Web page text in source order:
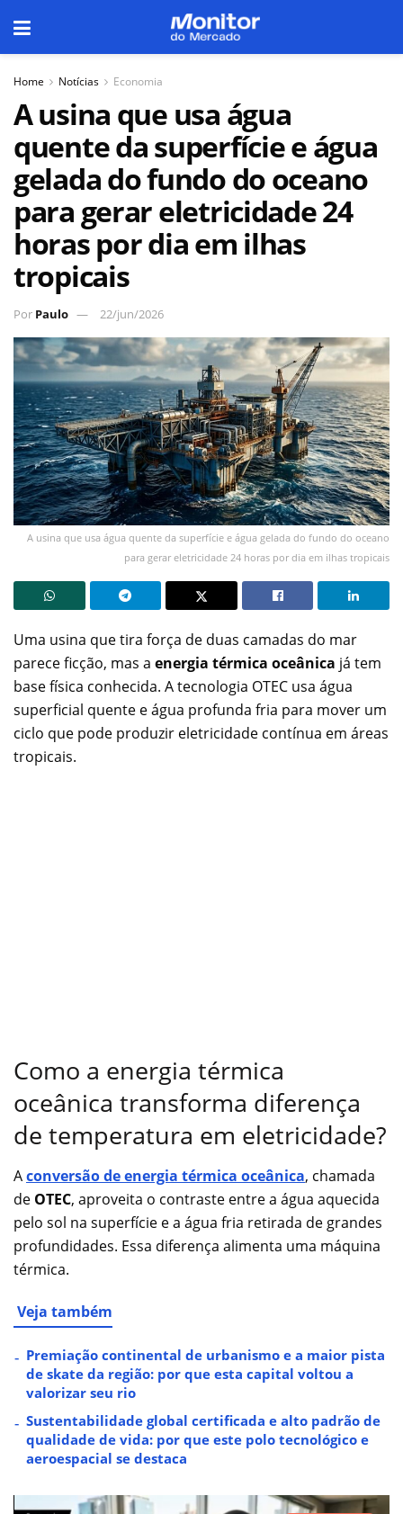
Home Notícias Economia
A usina que usa água
quente da superfície e água
gelada do fundo do oceano
para gerar eletricidade 24
horas por dia em ilhas
tropicais
Por Paulo 22/jun/2026
A usina que usa água quente da superfície e água gelada do fundo do oceano
para gerar eletricidade 24 horas por dia em ilhas tropicais
Uma usina que tira força de duas camadas do mar
parece ficção, mas a energia térmica oceânica já tem
base física conhecida. A tecnologia OTEC usa água
superficial quente e água profunda fria para mover um
ciclo que pode produzir eletricidade contínua em áreas
tropicais.
Como a energia térmica
oceânica transforma diferença
de temperatura em eletricidade?
Aconversão de energia térmica oceânica, chamada
de OTEC, aproveita o contraste entre a água aquecida
pelo sol na superfície e a água fria retirada de grandes
profundidades. Essa diferença alimenta uma máquina
térmica.
Veja também
Premiação continental de urbanismo e a maior pista
de skate da região: por que esta capital voltou a
valorizar seu rio
Sustentabilidade global certificada e alto padrão de
qualidade de vida: por que este polo tecnológico e
aeroespacial se destaca